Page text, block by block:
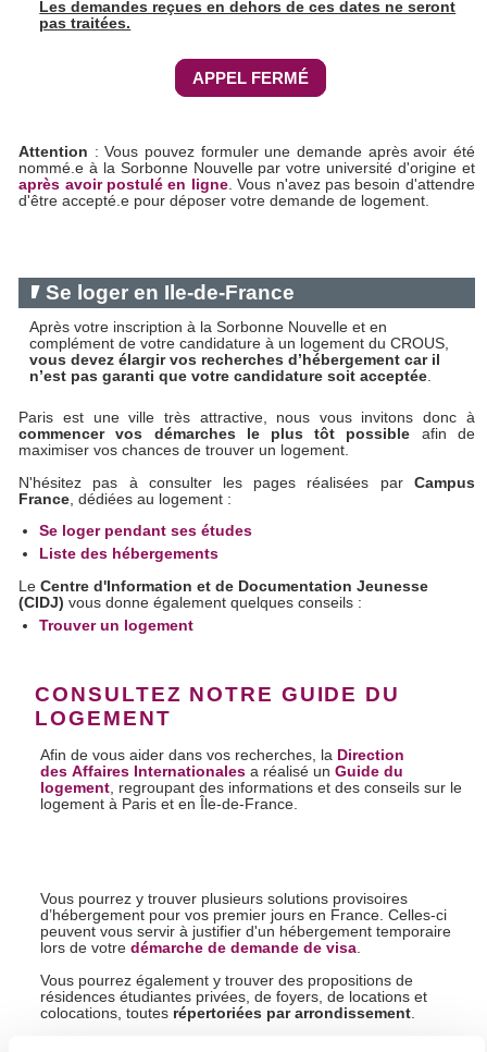
Les demandes reçues en dehors de ces dates ne seront
pas traitées.
APPEL FERMÉ
Attention : Vous pouvez formuler une demande après avoir été
nommé.e à la Sorbonne Nouvelle par votre université d'origine et
après avoir postulé en ligne. Vous n'avez pas besoin d'attendre
d'être accepté.e pour déposer votre demande de logement.
Se loger en Ile-de-France
Après votre inscription à la Sorbonne Nouvelle et en
complément de votre candidature à un logement du CROUS,
vous devez élargir vos recherches d’hébergement car il
n’est pas garanti que votre candidature soit acceptée
Paris est une ville très attractive, nous vous invitons donc à
commencer vos démarches le plus tôt possible afin de
maximiser vos chances de trouver un logement.
N'hésitez pas à consulter les pages réalisées par Campus
France, dédiées au logement :
Se loger pendant ses études
Liste des hébergements
LeCentre d'Information et de Documentation Jeunesse
(CIDJ) vous donne également quelques conseils :
Trouver un logement
CONSULTEZ NOTRE GUIDE DU
LOGEMENT
Afin de vous aider dans vos recherches, la Direction
des Affaires Internationales a réalisé unGuide du
logement , regroupant des informations et des conseils sur le
logement à Paris et en Île-de-France.
Vous pourrez y trouver plusieurs solutions provisoires
d’hébergement pour vos premier jours en France. Celles-ci
peuvent vous servir à justifier d'un hébergement temporaire
lors de votredémarche de demande de visa
Vous pourrez également y trouver des propositions de
résidences étudiantes privées, de foyers, de locations et
colocations, toutes répertoriées par arrondissement